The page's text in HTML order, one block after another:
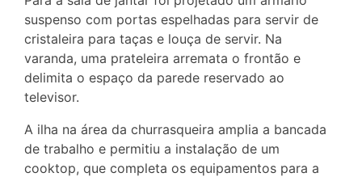
suspenso com portas espelhadas para servir de
cristaleira para taças e louça de servir. Na
varanda, uma prateleira arremata o frontão e
delimita o espaço da parede reservado ao
televisor.
A ilha na área da churrasqueira amplia a bancada
de trabalho e permitiu a instalação de um
cooktop, que completa os equipamentos para a